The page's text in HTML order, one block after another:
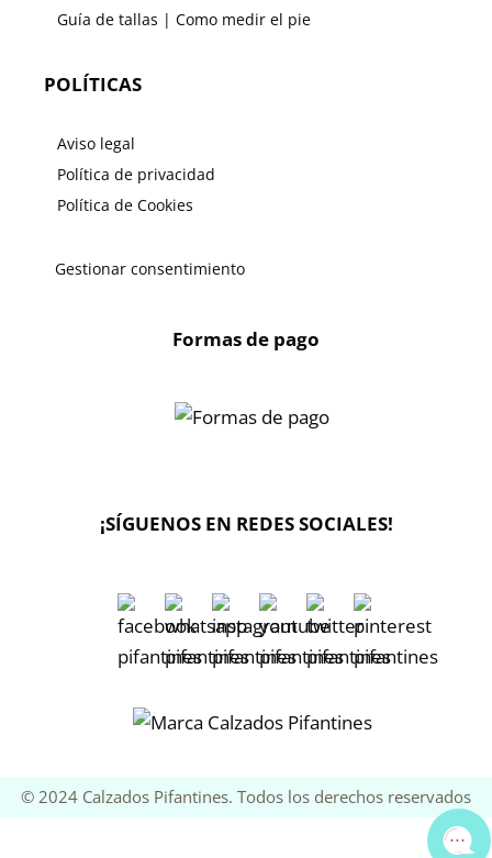
Guía de tallas | Como medir el pie
POLÍTICAS
Aviso legal
Política de privacidad
Política de Cookies
Gestionar consentimiento
Formas de pago
¡SÍGUENOS EN REDES SOCIALES!
© 2024 Calzados Pifantines. Todos los derechos reservados
📞 Contactar Whatsapp